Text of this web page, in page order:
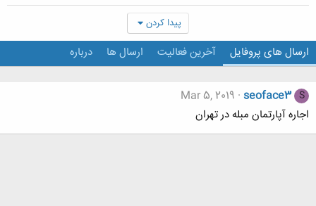
پیدا کردن
ارسال های پروفایل آخرین فعالیت ارسال ها درباره
S
seoface3
Mar 5, 2019
اجاره آپارتمان مبله در تهران